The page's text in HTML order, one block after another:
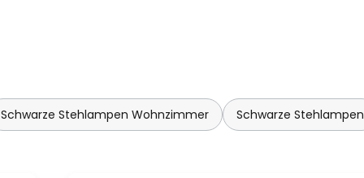
Schwarze Stehlampen Wohnzimmer Schwarze Stehlampen